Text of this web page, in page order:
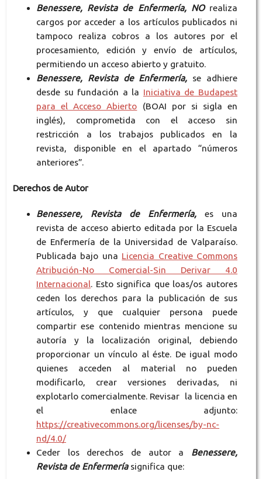
Benessere, Revista de Enfermería, NOrealiza
cargos por acceder a los artículos publicados ni
tampoco realiza cobros a los autores por el
procesamiento, edición y envío de artículos,
permitiendo un acceso abierto y gratuito.
Benessere, Revista de Enfermería, se adhiere
desde su fundación a la Iniciativa de Budapest
para el Acceso Abierto (BOAI por si sigla en
inglés), comprometida con el acceso sin
restricción a los trabajos publicados en la
revista, disponible en el apartado “números
anteriores”.
Derechos de Autor
Benessere, Revista de Enfermería,es una
revista de acceso abierto editada por la Escuela
de Enfermería de la Universidad de Valparaíso.
Publicada bajo una Licencia Creative Commons
Atribución-No Comercial-Sin Derivar 4.0
Internacional. Esto significa que loas/os autores
ceden los derechos para la publicación de sus
artículos, y que cualquier persona puede
compartir ese contenido mientras mencione su
autoría y la localización original, debiendo
proporcionar un vínculo al éste. De igual modo
quienes acceden al material no pueden
modificarlo, crear versiones derivadas, ni
explotarlo comercialmente. Revisar la licencia en
el enlace adjunto:
https://creativecommons.org/licenses/by-nc-
nd/4.0/
Ceder los derechos de autor a Benessere,
Revista de Enfermería significa que: